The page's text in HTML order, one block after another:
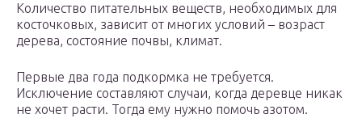
Количество питательных веществ, необходимых для
косточковых, зависит от многих условий – возраст
дерева, состояние почвы, климат.
Первые два года подкормка не требуется.
Исключение составляют случаи, когда деревце никак
не хочет расти. Тогда ему нужно помочь азотом.